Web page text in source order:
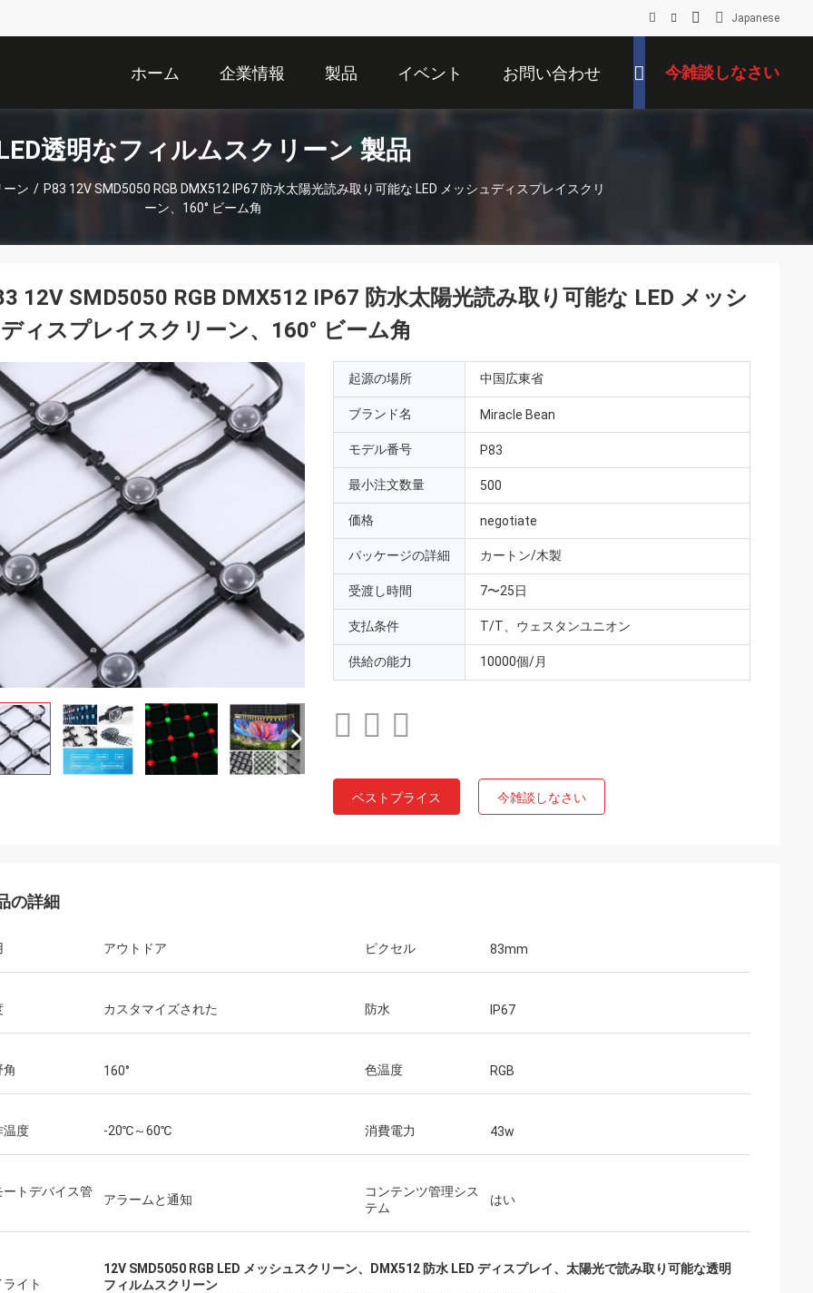
Japanese
ホーム 企業情報 製品 イベント お問い合わせ 今雑談しなさい
透明なフィルムスクリーン 製品
ーン / P83 12V SMD5050 RGB DMX512 IP67 防水太陽光読み取り可能な LED メッシュディスプレイスクリ
ーン、160° ビーム角
12V SMD5050 RGB DMX512 IP67 防水太陽光読み取り可能な LED メッシ
ィスプレイスクリーン、160° ビーム角
起源の場所 中国広東省
ブランド名 Miracle Bean
モデル番号 P83
最小注文数量 500
価格 negotiate
パッケージの詳細 カートン/木製
受渡し時間 7〜25日
支払条件 T/T、ウェスタンユニオン
供給の能力 10000個/月
ベストプライス 今雑談しなさい
の詳細
アウトドア ピクセル 83mm
カスタマイズされた 防水 IP67
角 160° 色温度 RGB
温度 -20℃～60℃ 消費電力 43w
ートデバイス管
アラームと通知
コンテンツ管理シス
テム
はい
イト
12V SMD5050 RGB LED メッシュスクリーン、DMX512 防水 LED ディスプレイ、太陽光で読み取り可能な透明
フィルムスクリーン